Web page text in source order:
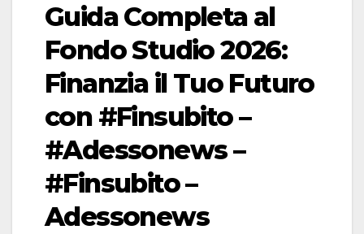
Guida Completa al
Fondo Studio 2026:
Finanzia il Tuo Futuro
con #Finsubito –
#Adessonews –
#Finsubito –
Adessonews